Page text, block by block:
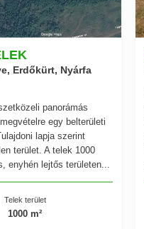
Erdőkürt, Nyárfa
panorámás
egy belterületi
lapja szerint
terület. A telek 1000
enyhén lejtős területen...
Telek terület
1000 m²